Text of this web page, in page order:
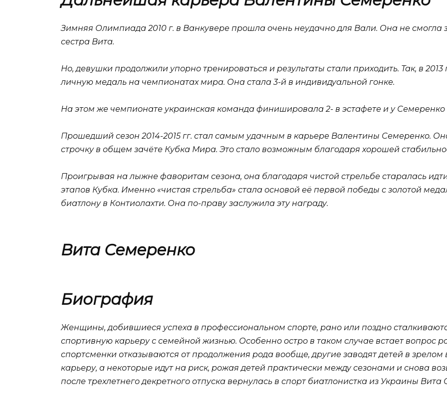
Зимняя Олимпиада 2010 г. в Ванкувере прошла очень неудачно для Вали. Она не смогла
сестра Вита.
Но, девушки продолжили упорно тренироваться и результаты стали приходить. Так, в
личную медаль на чемпионатах мира. Она стала 3-й в индивидуальной гонке.
На этом же чемпионате украинская команда финишировала 2- в эстафете и у
Прошедший сезон 2014-2015 гг. стал самым удачным в карьере Валентины Семеренко.
строчку в общем зачёте Кубка Мира. Это стало возможным благодаря хорошей
Проигрывая на лыжне фаворитам сезона, она благодаря чистой стрельбе старалась
этапов Кубка. Именно «чистая стрельба» стала основой её первой победы с золотой
биатлону в Контиолахти. Она по-праву заслужила эту награду.
Вита Семеренко
Биография
Женщины, добившиеся успеха в профессиональном спорте, рано или поздно
спортивную карьеру с семейной жизнью. Особенно остро в таком случае встает вопрос
спортсменки отказываются от продолжения рода вообще, другие заводят детей в зрелом
карьеру, а некоторые идут на риск, рожая детей практически между сезонами и снова
после трехлетнего декретного отпуска вернулась в спорт биатлонистка из Украины Вита